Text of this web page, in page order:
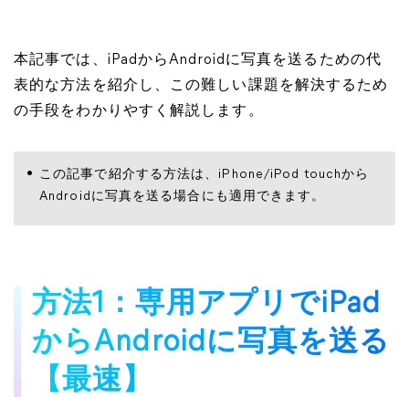
本記事では、iPadからAndroidに写真を送るための代
表的な方法を紹介し、この難しい課題を解決するため
の手段をわかりやすく解説します。
この記事で紹介する方法は、iPhone/iPod touchから
Androidに写真を送る場合にも適用できます。
方法1：専用アプリでiPad
からAndroidに写真を送る
【最速】